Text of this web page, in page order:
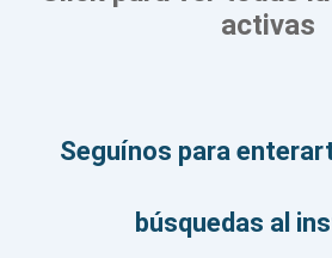
activas
Seguínos para
búsquedas al